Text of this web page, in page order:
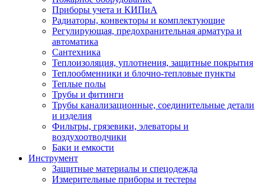
Приборы учета и КИПиА
Радиаторы, конвекторы и комплектующие
Регулирующая, предохранительная арматура и
автоматика
Сантехника
Теплоизоляция, уплотнения, защитные покрытия
Теплообменники и блочно-тепловые пункты
Теплые полы
Трубы и фитинги
Трубы канализационные, соединительные детали
и изделия
Фильтры, грязевики, элеваторы и
воздухоотводчики
Баки и емкости
Инструмент
Защитные материалы и спецодежда
Измерительные приборы и тестеры